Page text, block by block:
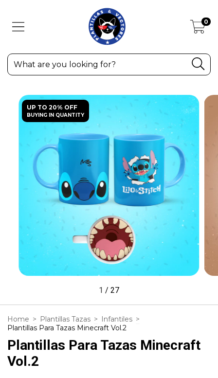
0
UP TO 20% OFF
BUYING IN QUANTITY
1 / 27
Home > Plantillas Tazas > Infantiles >
Plantillas Para Tazas Minecraft Vol.2
Plantillas Para Tazas Minecraft
Vol.2